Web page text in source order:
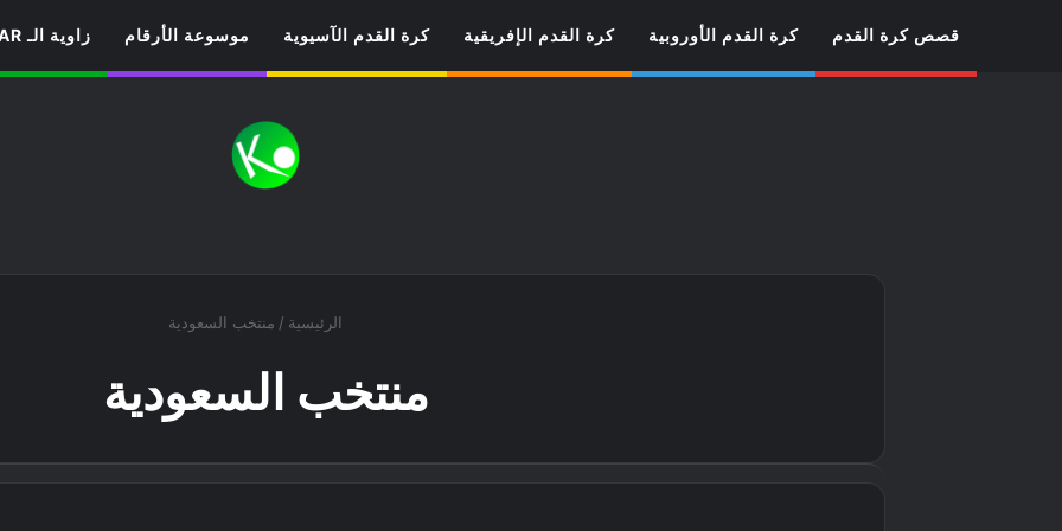
قصص كرة القدم كرة القدم الأوروبية كرة القدم الإفريقية كرة القدم الآسيوية موسوعة الأرقام زاوية الـ VAR
الرئيسية / منتخب السعودية
منتخب السعودية